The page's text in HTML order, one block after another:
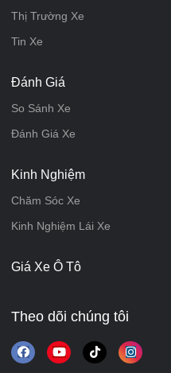
Thị Trường Xe
Tin Xe
Đánh Giá
So Sánh Xe
Đánh Giá Xe
Kinh Nghiệm
Chăm Sóc Xe
Kinh Nghiệm Lái Xe
Giá Xe Ô Tô
Theo dõi chúng tôi